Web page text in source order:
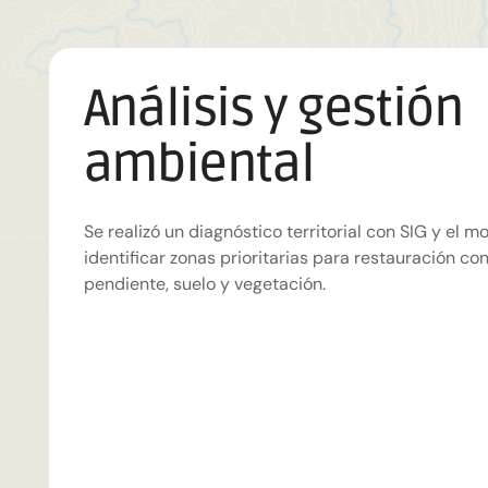
Análisis y gestión
ambiental
Se realizó un diagnóstico territorial con SIG y el
identificar zonas prioritarias para restauración
pendiente, suelo y vegetación.
Modelo hidrológico
Se calibró el modelo SWAT con 20 años de datos
SBNs
Se implementaron obras físicas y reforestación
Talleres y
Se fortaleció la participación comunitaria con